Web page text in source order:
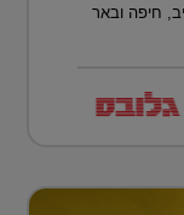
חיפה ובאר